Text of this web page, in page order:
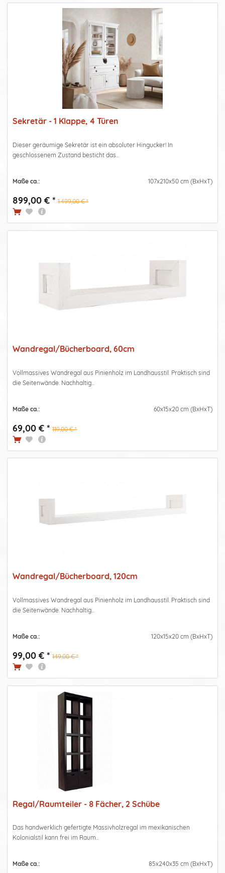
Sekretär - 1 Klappe, 4 Türen
Dieser geräumige Sekretär ist ein absoluter Hingucker! In
geschlossenem Zustand besticht das...
Maße ca.: 107x210x50 cm (BxHxT)
899,00 € * 1.499,00 € *
Wandregal/Bücherboard, 60cm
Vollmassives Wandregal aus Pinienholz im Landhausstil. Praktisch sind
die Seitenwände. Nachhaltig...
Maße ca.: 60x15x20 cm (BxHxT)
69,00 € * 119,00 € *
Wandregal/Bücherboard, 120cm
Vollmassives Wandregal aus Pinienholz im Landhausstil. Praktisch sind
die Seitenwände. Nachhaltig...
Maße ca.: 120x15x20 cm (BxHxT)
99,00 € * 149,00 € *
Regal/Raumteiler - 8 Fächer, 2 Schübe
Das handwerklich gefertigte Massivholzregal im mexikanischen
Kolonialstil kann frei im Raum...
Maße ca.: 85x240x35 cm (BxHxT)